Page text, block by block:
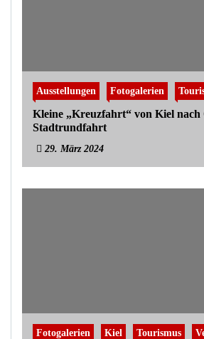
Ausstellungen Fotogalerien
Kleine „Kreuzfahrt“ von Kiel nach
Stadtrundfahrt
29. März 2024
Fotogalerien Kiel Tourismus